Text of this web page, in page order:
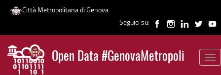
Salta
contenuto
principale
Città Metropolitana di Genova
Seguici su:
Open Data #GenovaMetropoli
News